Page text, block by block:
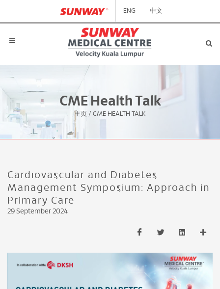
ENG 中文
CME Health Talk
主页 / CME HEALTH TALK
Cardiovascular and Diabetes
Management Symposium: Approach in
Primary Care
29 September 2024